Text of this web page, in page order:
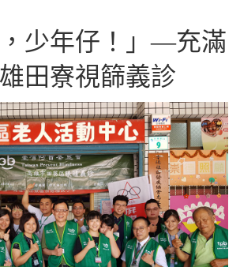
，少年仔！」—充滿
田寮視篩義診